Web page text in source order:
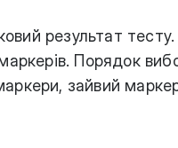
результат тесту.
Порядок
зайвий